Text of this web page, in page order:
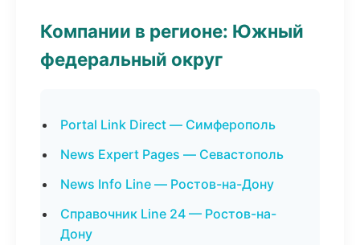
Компании в регионе: Южный
федеральный округ
Portal Link Direct — Симферополь
News Expert Pages — Севастополь
News Info Line — Ростов-на-Дону
Справочник Line 24 — Ростов-на-
Дону